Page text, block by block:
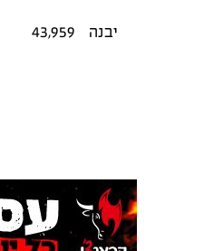
יבנה 43,959